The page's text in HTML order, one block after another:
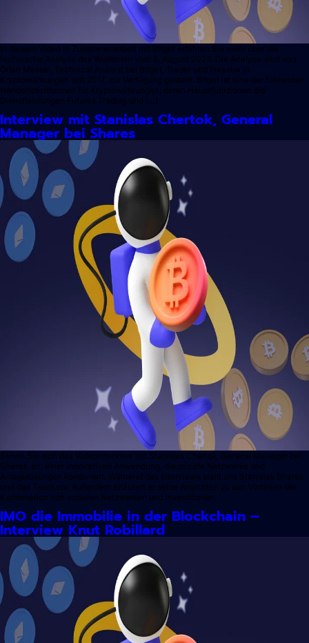
In diesem Video in Zusammenarbeit mit Bitget erfahren Sie mehr über die
technische Analyse des Worldcoin vom 8. August 2023. Die Analyse wird von
Orian Messai, Technical Analyst bei Bitget, Trader und Investor in
Kryptowährungen seit 2017, zur Verfügung gestellt. Bitget ist eine der führenden
Handelsplattformen für Kryptowährungen, deren Hauptfunktionen die
Dienstleistungen Futures Trading und […]
Interview mit Stanislas Chertok, General
Manager bei Shares
Sehen Sie sich das Videointerview mit Stanislas Chertok, General Manager bei
Shares, an, einer innovativen Anwendung, die soziale Netzwerke und
Anlagelösungen kombiniert. Während des Interviews stellt uns Stanislas Shares
und das Team vor. Außerdem erläutert er seine Ansichten zu den Vorteilen der
Kombination von sozialen Netzwerken und Investitionen.
IMO die Immobilie in der Blockchain –
Interview Knut Robillard